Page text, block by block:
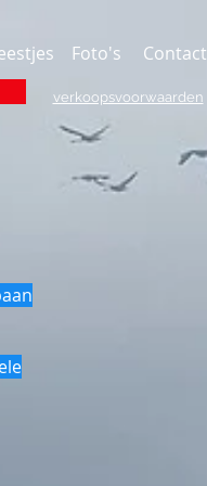
verkoopsvoorwaarden
Contact
Foto's